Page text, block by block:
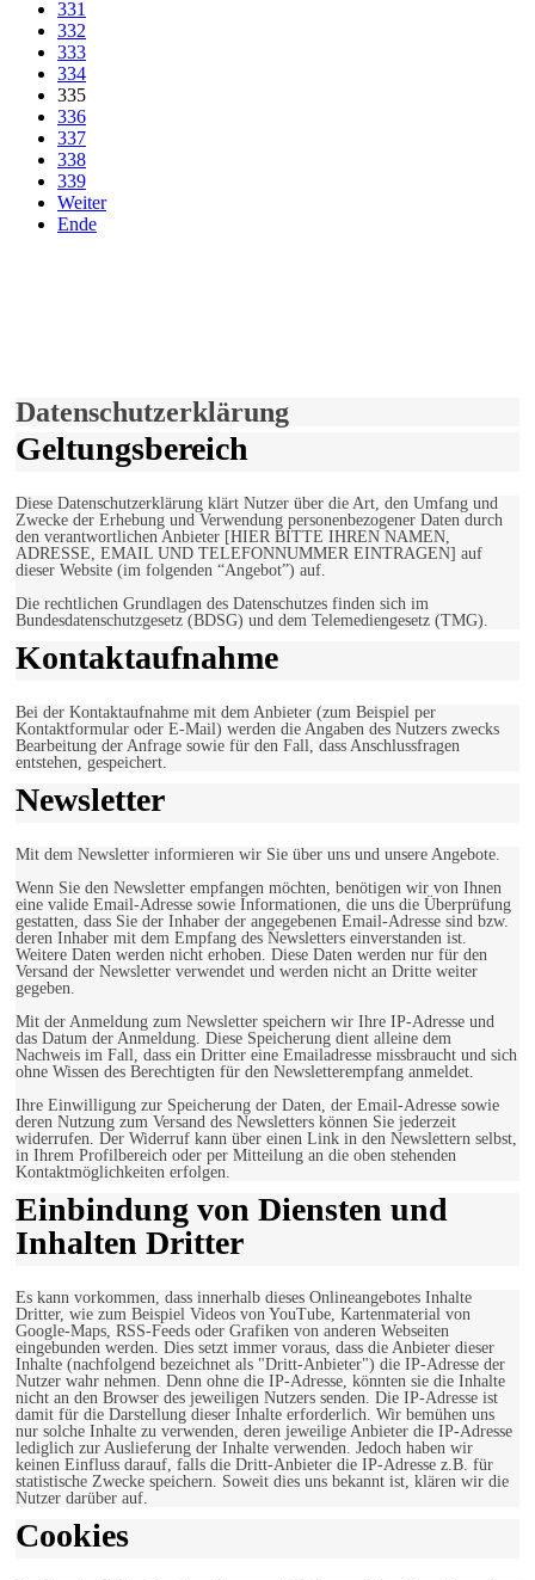
331
332
333
334
335
336
337
338
339
Weiter
Ende
Datenschutzerklärung
Geltungsbereich
Diese Datenschutzerklärung klärt Nutzer über die Art, den Umfang und
Zwecke der Erhebung und Verwendung personenbezogener Daten durch
den verantwortlichen Anbieter [HIER BITTE IHREN NAMEN,
ADRESSE, EMAIL UND TELEFONNUMMER EINTRAGEN] auf
dieser Website (im folgenden “Angebot”) auf.
Die rechtlichen Grundlagen des Datenschutzes finden sich im
Bundesdatenschutzgesetz (BDSG) und dem Telemediengesetz (TMG).
Kontaktaufnahme
Bei der Kontaktaufnahme mit dem Anbieter (zum Beispiel per
Kontaktformular oder E-Mail) werden die Angaben des Nutzers zwecks
Bearbeitung der Anfrage sowie für den Fall, dass Anschlussfragen
entstehen, gespeichert.
Newsletter
Mit dem Newsletter informieren wir Sie über uns und unsere Angebote.
Wenn Sie den Newsletter empfangen möchten, benötigen wir von Ihnen
eine valide Email-Adresse sowie Informationen, die uns die Überprüfung
gestatten, dass Sie der Inhaber der angegebenen Email-Adresse sind bzw.
deren Inhaber mit dem Empfang des Newsletters einverstanden ist.
Weitere Daten werden nicht erhoben. Diese Daten werden nur für den
Versand der Newsletter verwendet und werden nicht an Dritte weiter
gegeben.
Mit der Anmeldung zum Newsletter speichern wir Ihre IP-Adresse und
das Datum der Anmeldung. Diese Speicherung dient alleine dem
Nachweis im Fall, dass ein Dritter eine Emailadresse missbraucht und sich
ohne Wissen des Berechtigten für den Newsletterempfang anmeldet.
Ihre Einwilligung zur Speicherung der Daten, der Email-Adresse sowie
deren Nutzung zum Versand des Newsletters können Sie jederzeit
widerrufen. Der Widerruf kann über einen Link in den Newslettern selbst,
in Ihrem Profilbereich oder per Mitteilung an die oben stehenden
Kontaktmöglichkeiten erfolgen.
Einbindung von Diensten und
Inhalten Dritter
Es kann vorkommen, dass innerhalb dieses Onlineangebotes Inhalte
Dritter, wie zum Beispiel Videos von YouTube, Kartenmaterial von
Google-Maps, RSS-Feeds oder Grafiken von anderen Webseiten
eingebunden werden. Dies setzt immer voraus, dass die Anbieter dieser
Inhalte (nachfolgend bezeichnet als "Dritt-Anbieter") die IP-Adresse der
Nutzer wahr nehmen. Denn ohne die IP-Adresse, könnten sie die Inhalte
nicht an den Browser des jeweiligen Nutzers senden. Die IP-Adresse ist
damit für die Darstellung dieser Inhalte erforderlich. Wir bemühen uns
nur solche Inhalte zu verwenden, deren jeweilige Anbieter die IP-Adresse
lediglich zur Auslieferung der Inhalte verwenden. Jedoch haben wir
keinen Einfluss darauf, falls die Dritt-Anbieter die IP-Adresse z.B. für
statistische Zwecke speichern. Soweit dies uns bekannt ist, klären wir die
Nutzer darüber auf.
Cookies